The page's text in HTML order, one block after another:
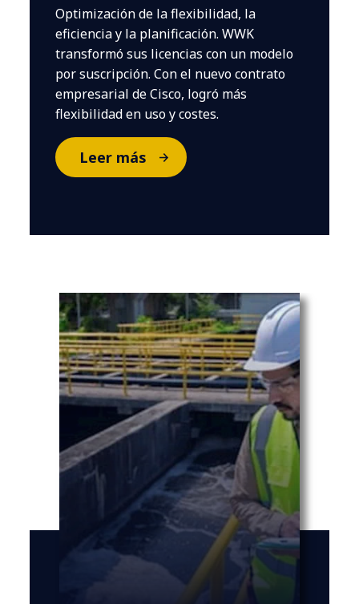
Optimización de la flexibilidad, la
eficiencia y la planificación. WWK
transformó sus licencias con un modelo
por suscripción. Con el nuevo contrato
empresarial de Cisco, logró más
flexibilidad en uso y costes.
Leer más